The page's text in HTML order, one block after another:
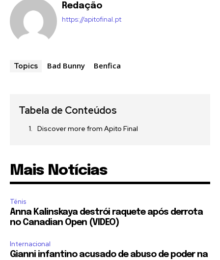
Redação
https://apitofinal.pt
Topics Bad Bunny Benfica
Tabela de Conteúdos
Discover more from Apito Final
Mais Notícias
Ténis
Anna Kalinskaya destrói raquete após derrota
no Canadian Open (VIDEO)
Internacional
Gianni infantino acusado de abuso de poder na